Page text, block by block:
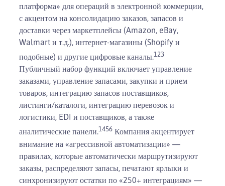
платформа» для операций в электронной коммерции,
с акцентом на консолидацию заказов, запасов и
доставки через маркетплейсы (Amazon, eBay,
Walmart и т.д.), интернет-магазины (Shopify и
подобные) и другие цифровые каналы.123
Публичный набор функций включает управление
заказами, управление запасами, закупки и прием
товаров, интеграцию запасов поставщиков,
листинги/каталоги, интеграцию перевозок и
логистики, EDI и поставщиков, а также
аналитические панели.1456 Компания акцентирует
внимание на «агрессивной автоматизации» —
правилах, которые автоматически маршрутизируют
заказы, распределяют запасы, печатают ярлыки и
синхронизируют остатки по «250+ интеграциям» —